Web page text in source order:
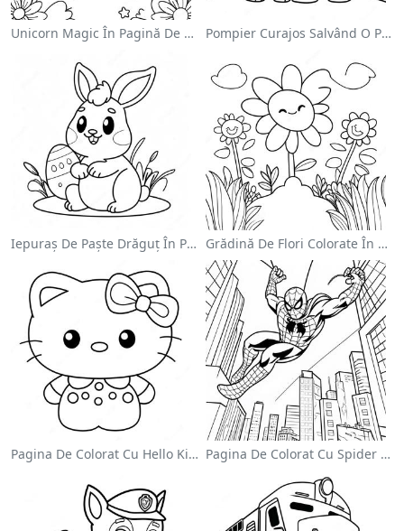
Unicorn Magic În Pagină De Colorat Cu Curcubeu Pompier Curajos Salvând O Pisică - Pagina De Colorat
Iepuraș De Paște Drăguț În Pagină De Colorat Grădină De Flori Colorate În Pagină De Colorat
Pagina De Colorat Cu Hello Kitty Drăguță Cu Fundiță Pagina De Colorat Cu Spider Man Swinging Prin Oraș